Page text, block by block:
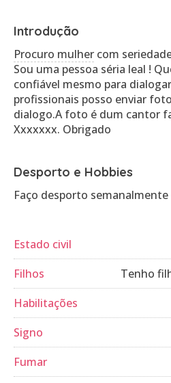
Introdução
Procuro mulher com
Sou uma pessoa séria leal !
confiável mesmo para
profissionais posso enviar
dialogo.A foto é dum cantor
Xxxxxxx. Obrigado
Desporto e Hobbies
Faço desporto semanalmente
Estado civil
Filhos
Tenho
Habilitações
Signo
Fumar